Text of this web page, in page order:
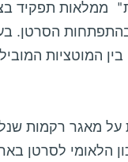
ממלאות תפקיד
הסרטן.
המוטציות
מאגר רקמות
הלאומי לסרטן